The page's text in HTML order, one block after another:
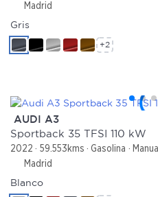
Madrid
Gris
+2
AUDI A3
Sportback 35 TFSI 110 kW
2022 59.553kms Gasolina
Manual
Madrid
Blanco